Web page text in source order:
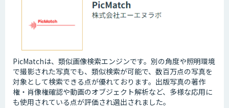
PicMatchは、類似画像検索エンジンです。別の角度や照明環境
で撮影された写真でも、類似検索が可能で、数百万点の写真を
対象として検索できる点が優れております。出版写真の著作
権・肖像権確認や動画のオブジェクト解析など、多様な応用に
も使用されている点が評価され選出されました。